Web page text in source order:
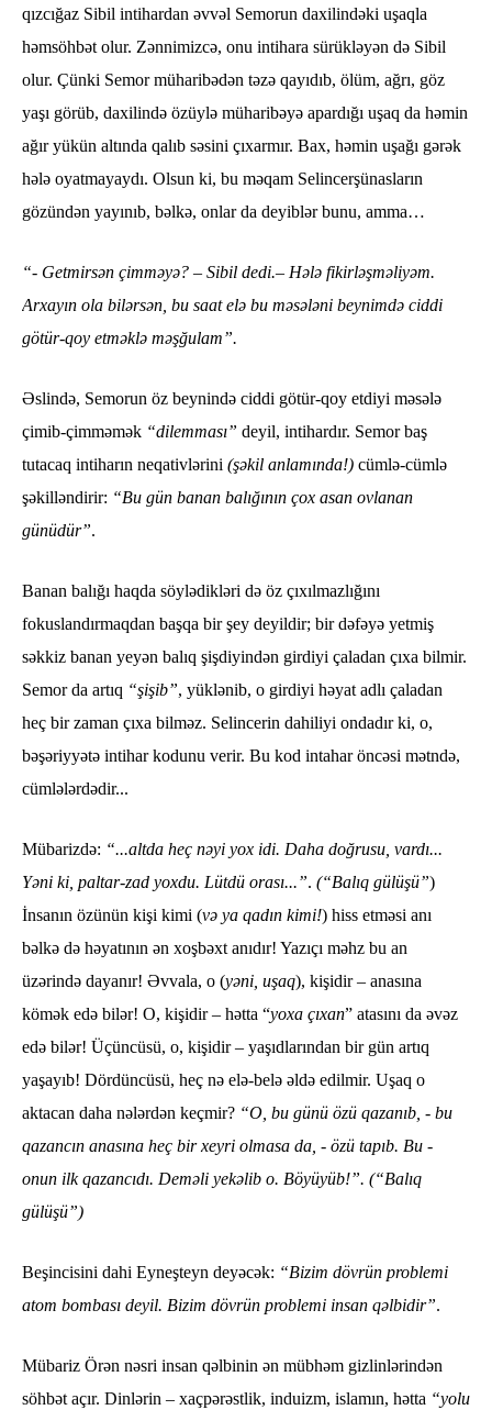
qızcığaz Sibil intihardan əvvəl Semorun daxilindəki uşaqla
həmsöhbət olur. Zənnimizcə, onu intihara sürükləyən də Sibil
olur. Çünki Semor müharibədən təzə qayıdıb, ölüm, ağrı, göz
yaşı görüb, daxilində özüylə müharibəyə apardığı uşaq da həmin
ağır yükün altında qalıb səsini çıxarmır. Bax, həmin uşağı gərək
hələ oyatmayaydı. Olsun ki, bu məqam Selincerşünasların
gözündən yayınıb, bəlkə, onlar da deyiblər bunu, amma…
“- Getmirsən çimməyə? – Sibil dedi.– Hələ fikirləşməliyəm.
Arxayın ola bilərsən, bu saat elə bu məsələni beynimdə ciddi
götür-qoy etməklə məşğulam”.
Əslində, Semorun öz beynində ciddi götür-qoy etdiyi məsələ
çimib-çimməmək “dilemması” deyil, intihardır. Semor baş
tutacaq intiharın neqativlərini (şəkil anlamında!) cümlə-cümlə
şəkilləndirir: “Bu gün banan balığının çox asan ovlanan
günüdür”.
Banan balığı haqda söylədikləri də öz çıxılmazlığını
fokuslandırmaqdan başqa bir şey deyildir; bir dəfəyə yetmiş
səkkiz banan yeyən balıq şişdiyindən girdiyi çaladan çıxa bilmir.
Semor da artıq “şişib”, yüklənib, o girdiyi həyat adlı çaladan
heç bir zaman çıxa bilməz. Selincerin dahiliyi ondadır ki, o,
bəşəriyyətə intihar kodunu verir. Bu kod intahar öncəsi mətndə,
cümlələrdədir...
Mübarizdə: “...altda heç nəyi yox idi. Daha doğrusu, vardı...
Yəni ki, paltar-zad yoxdu. Lütdü orası...”. (“Balıq gülüşü”)
İnsanın özünün kişi kimi (və ya qadın kimi!) hiss etməsi anı
bəlkə də həyatının ən xoşbəxt anıdır! Yazıçı məhz bu an
üzərində dayanır! Əvvala, o (yəni, uşaq), kişidir – anasına
kömək edə bilər! O, kişidir – hətta “yoxa çıxan” atasını da əvəz
edə bilər! Üçüncüsü, o, kişidir – yaşıdlarından bir gün artıq
yaşayıb! Dördüncüsü, heç nə elə-belə əldə edilmir. Uşaq o
aktacan daha nələrdən keçmir? “O, bu günü özü qazanıb, - bu
qazancın anasına heç bir xeyri olmasa da, - özü tapıb. Bu -
onun ilk qazancıdı. Deməli yekəlib o. Böyüyüb!”. (“Balıq
gülüşü”)
Beşincisini dahi Eyneşteyn deyəcək: “Bizim dövrün problemi
atom bombası deyil. Bizim dövrün problemi insan qəlbidir”.
Mübariz Örən nəsri insan qəlbinin ən mübhəm gizlinlərindən
söhbət açır. Dinlərin – xaçpərəstlik, induizm, islamın, hətta “yolu